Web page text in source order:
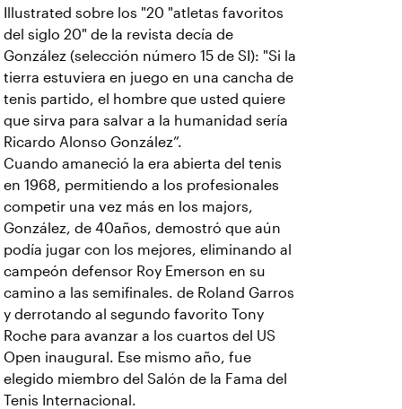
Illustrated sobre los "20 "atletas favoritos
del siglo 20" de la revista decía de
González (selección número 15 de SI): "Si la
tierra estuviera en juego en una cancha de
tenis partido, el hombre que usted quiere
que sirva para salvar a la humanidad sería
Ricardo Alonso González”.
Cuando amaneció la era abierta del tenis
en 1968, permitiendo a los profesionales
competir una vez más en los majors,
González, de 40años, demostró que aún
podía jugar con los mejores, eliminando al
campeón defensor Roy Emerson en su
camino a las semifinales. de Roland Garros
y derrotando al segundo favorito Tony
Roche para avanzar a los cuartos del US
Open inaugural. Ese mismo año, fue
elegido miembro del Salón de la Fama del
Tenis Internacional.